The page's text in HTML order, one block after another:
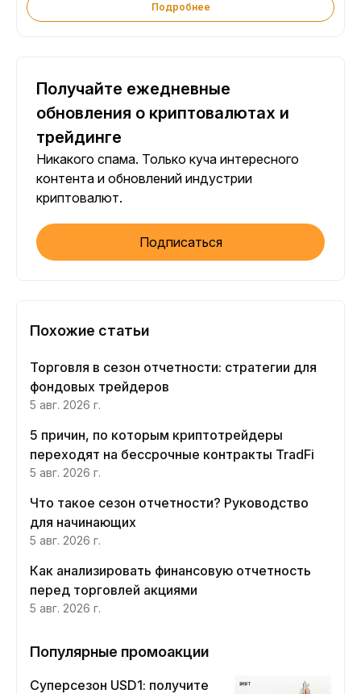
Подробнее
Получайте ежедневные
обновления о криптовалютах и
трейдинге
Никакого спама. Только куча интересного
контента и обновлений индустрии
криптовалют.
Подписаться
Похожие статьи
Торговля в сезон отчетности: стратегии для
фондовых трейдеров
5 авг. 2026 г.
5 причин, по которым криптотрейдеры
переходят на бессрочные контракты TradFi
5 авг. 2026 г.
Что такое сезон отчетности? Руководство
для начинающих
5 авг. 2026 г.
Как анализировать финансовую отчетность
перед торговлей акциями
5 авг. 2026 г.
Популярные промоакции
Суперсезон USD1: получите